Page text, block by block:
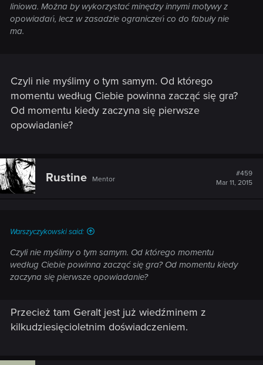
liniowa. Można by wykorzystać minędzy innymi motywy z
opowiadań, lecz w zasadzie ograniczeń co do fabuły nie
ma.
Czyli nie myślimy o tym samym. Od którego
momentu według Ciebie powinna zacząć się gra?
Od momentu kiedy zaczyna się pierwsze
opowiadanie?
Rustine Mentor
#459
Mar 11, 2015
Warszyczykowski said:
Czyli nie myślimy o tym samym. Od którego momentu
według Ciebie powinna zacząć się gra? Od momentu kiedy
zaczyna się pierwsze opowiadanie?
Przecież tam Geralt jest już wiedźminem z
kilkudziesięcioletnim doświadczeniem.